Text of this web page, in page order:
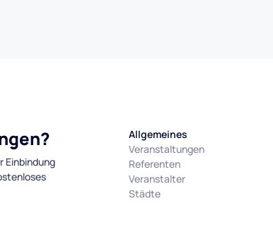
Einbindung
Allgemeines
Veranstaltungen
Referenten
Veranstalter
Städte